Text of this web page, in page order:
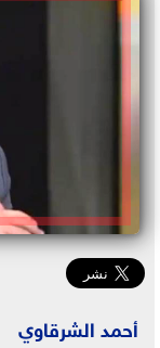
أحمد الشرقاوي